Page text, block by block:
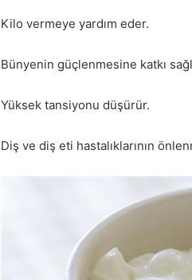
Kilo vermeye yardım eder.
Bünyenin güçlenmesine katkı
Yüksek tansiyonu düşürür.
Diş ve diş eti hastalıklarının